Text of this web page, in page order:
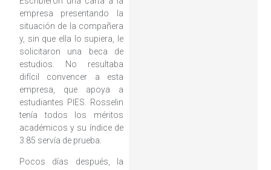
empresa presentando la
situación de la compañera
y, sin que ella lo supiera, le
solicitaron una beca de
estudios. No resultaba
difícil convencer a esta
empresa, que apoya a
estudiantes PIES. Rosselin
tenía todos los méritos
académicos y su índice de
3.85 servía de prueba.
Pocos días después, la